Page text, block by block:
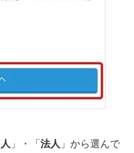
」・「 法人 」から選んで